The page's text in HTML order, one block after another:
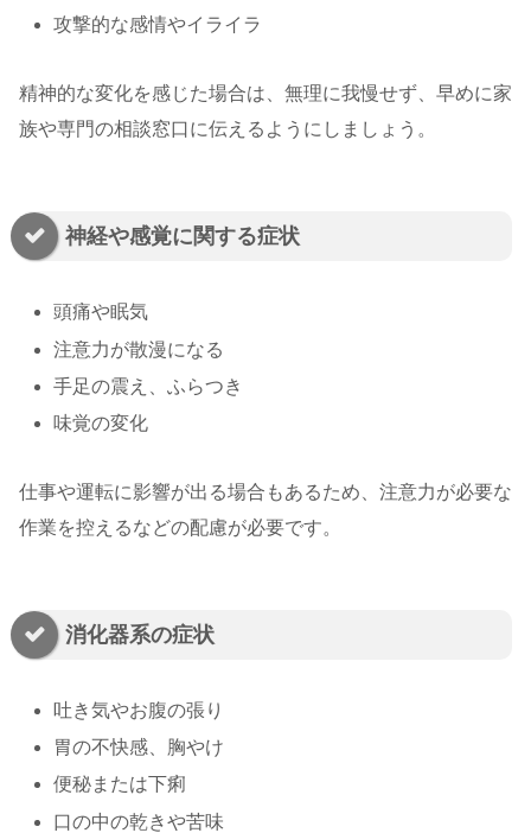
攻撃的な感情やイライラ
精神的な変化を感じた場合は、無理に我慢せず、早めに家
族や専門の相談窓口に伝えるようにしましょう。
神経や感覚に関する症状
頭痛や眠気
注意力が散漫になる
手足の震え、ふらつき
味覚の変化
仕事や運転に影響が出る場合もあるため、注意力が必要な
作業を控えるなどの配慮が必要です。
消化器系の症状
吐き気やお腹の張り
胃の不快感、胸やけ
便秘または下痢
口の中の乾きや苦味